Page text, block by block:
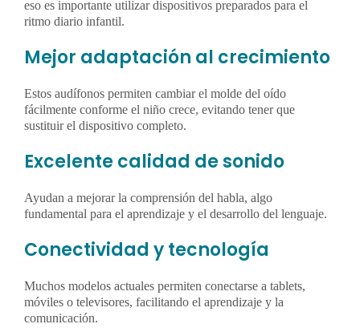
eso es importante utilizar dispositivos preparados para el
ritmo diario infantil.
Mejor adaptación al crecimiento
Estos audífonos permiten cambiar el molde del oído
fácilmente conforme el niño crece, evitando tener que
sustituir el dispositivo completo.
Excelente calidad de sonido
Ayudan a mejorar la comprensión del habla, algo
fundamental para el aprendizaje y el desarrollo del lenguaje.
Conectividad y tecnología
Muchos modelos actuales permiten conectarse a tablets,
móviles o televisores, facilitando el aprendizaje y la
comunicación.